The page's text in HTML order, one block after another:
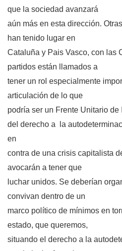
que la sociedad avanzará
aún más en esta dirección.
han tenido lugar en
Cataluña y Pais Vasco, con las
partidos están llamados a
tener un rol especialmente
articulación de lo que
podría ser un Frente Unitario
del derecho a la
en
contra de una crisis capitalista
avocarán a tener que
luchar unidos. Se deberían
convivan dentro de un
marco político de mínimos en
estado, que queremos,
situando el derecho a la